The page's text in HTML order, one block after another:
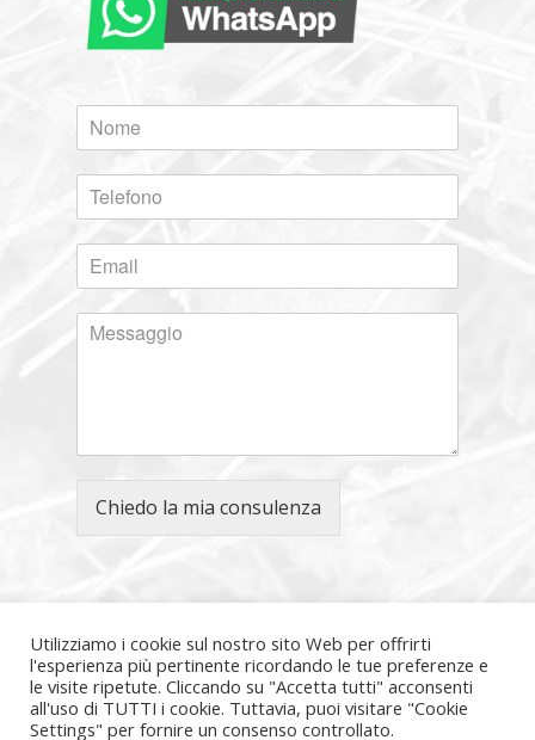
Chiedo la mia consulenza
Utilizziamo i cookie sul nostro sito Web per offrirti
l'esperienza più pertinente ricordando le tue preferenze e
le visite ripetute. Cliccando su "Accetta tutti" acconsenti
all'uso di TUTTI i cookie. Tuttavia, puoi visitare "Cookie
Settings" per fornire un consenso controllato.